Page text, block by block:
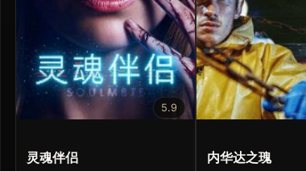
5.9
灵魂伴侣 内华达之瑰